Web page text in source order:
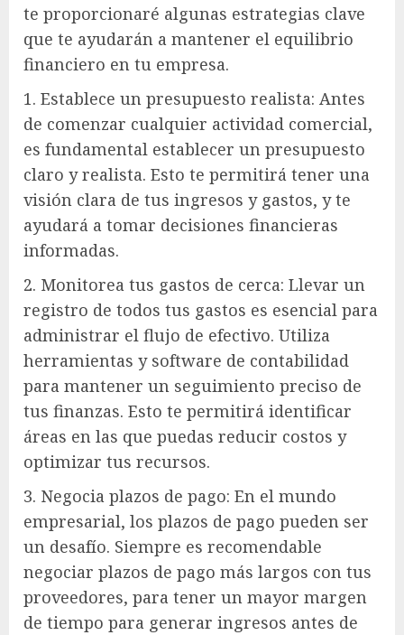
te proporcionaré algunas estrategias clave
que te ayudarán a mantener el equilibrio
financiero en tu empresa.
1. Establece un presupuesto realista: Antes
de comenzar cualquier actividad comercial,
es fundamental establecer un presupuesto
claro y realista. Esto te permitirá tener una
visión clara de tus ingresos y gastos, y te
ayudará a tomar decisiones financieras
informadas.
2. Monitorea tus gastos de cerca: Llevar un
registro de todos tus gastos es esencial para
administrar el flujo de efectivo. Utiliza
herramientas y software de contabilidad
para mantener un seguimiento preciso de
tus finanzas. Esto te permitirá identificar
áreas en las que puedas reducir costos y
optimizar tus recursos.
3. Negocia plazos de pago: En el mundo
empresarial, los plazos de pago pueden ser
un desafío. Siempre es recomendable
negociar plazos de pago más largos con tus
proveedores, para tener un mayor margen
de tiempo para generar ingresos antes de